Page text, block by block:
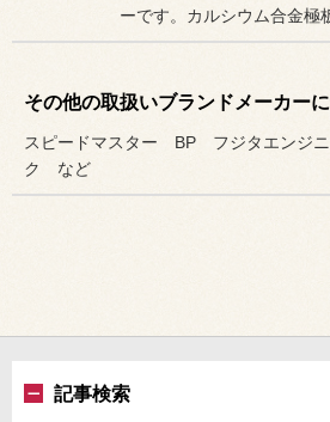
ーです。カルシウム合金極
その他の取扱いブランドメーカー
スピードマスター BP フジタエンジ
ク など
記事検索